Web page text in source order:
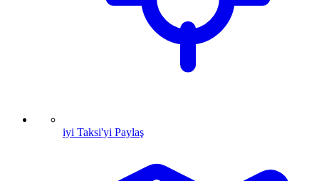
iyi Taksi'yi Paylaş